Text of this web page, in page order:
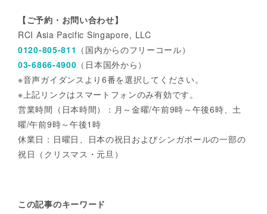
【ご予約・お問い合わせ】
RCI Asia Pacific Singapore, LLC
0120-805-811 （国内からのフリーコール）
03-6866-4900 （日本国外から）
※音声ガイダンスより6番を選択してください。
※上記リンクはスマートフォンのみ有効です。
営業時間（日本時間）：月～金曜/午前9時～午後6時、土
曜/午前9時～午後1時
休業日：日曜日、日本の祝日およびシンガポールの一部の
祝日（クリスマス・元旦）
この記事のキーワード